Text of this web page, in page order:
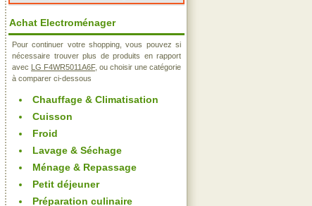
Achat Electroménager
Pour continuer votre shopping, vous pouvez si
nécessaire trouver plus de produits en rapport
avec LG F4WR5011A6F, ou choisir une catégorie
à comparer ci-dessous
Chauffage & Climatisation
Cuisson
Froid
Lavage & Séchage
Ménage & Repassage
Petit déjeuner
Préparation culinaire